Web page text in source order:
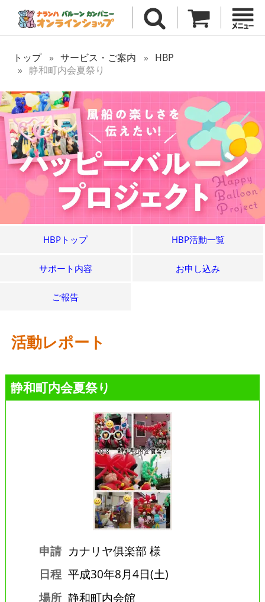
トップ サービス・ご案内
HBP
静和町内会夏祭り
HBPトップ HBP活動一覧
サポート内容 お申し込み
ご報告
活動レポート
静和町内会夏祭り
申請 カナリヤ俱楽部 様
日程 平成30年8月4日(土)
場所 静和町内会館